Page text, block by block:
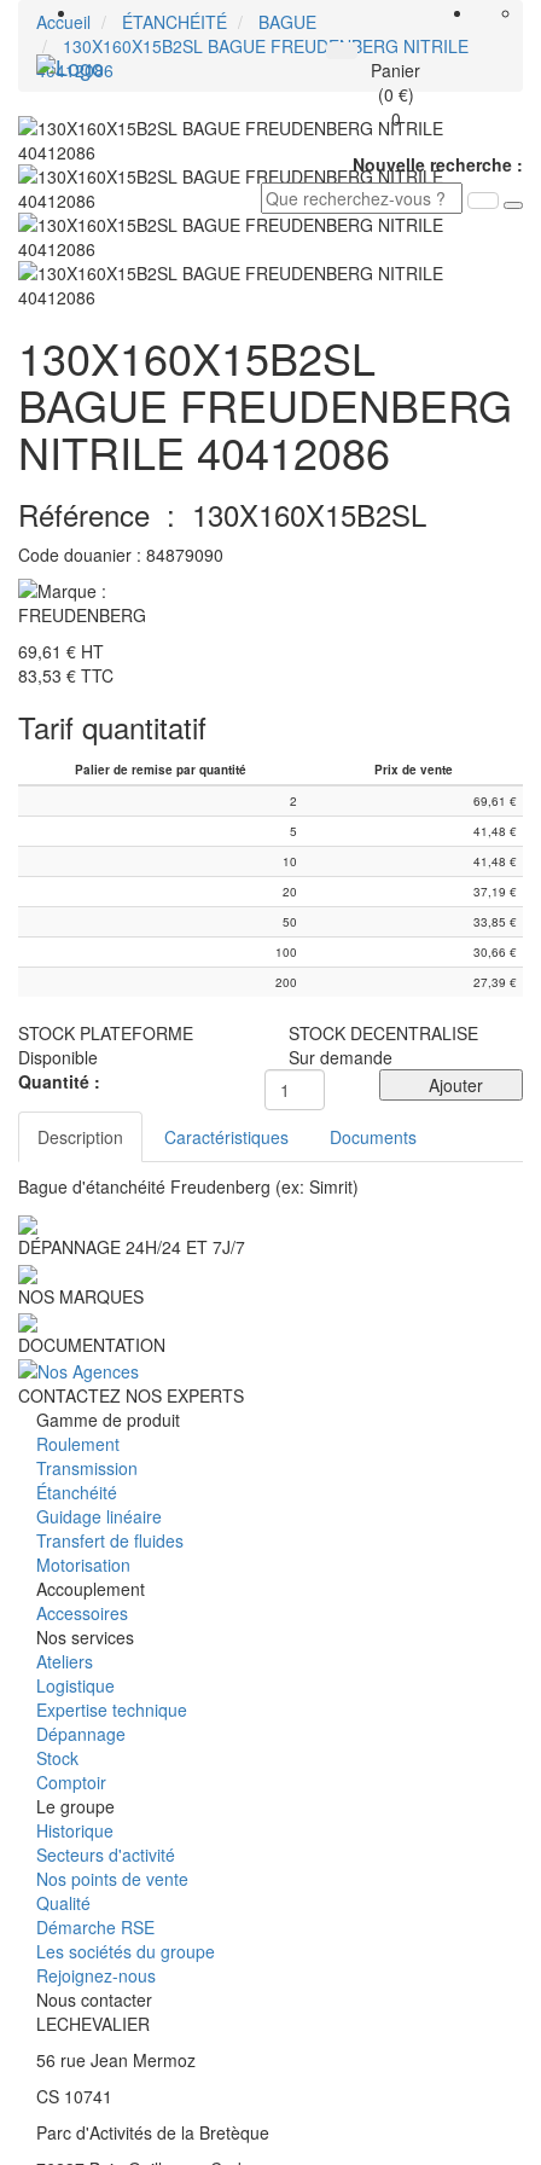
Panier
(0 €)
0
Nouvelle recherche :
Accueil ÉTANCHÉITÉ
BAGUE
130X160X15B2SL BAGUE FREUDENBERG NITRILE
40412086
130X160X15B2SL
BAGUE FREUDENBERG
NITRILE 40412086
Référence : 130X160X15B2SL
Code douanier : 84879090
69,61 € HT
83,53 € TTC
Tarif quantitatif
Palier de remise par quantité
Prix de vente
2
69,61 €
5
41,48 €
10
41,48 €
20
37,19 €
50
33,85 €
100
30,66 €
200
27,39 €
STOCK PLATEFORME
Disponible
STOCK DECENTRALISE
Sur demande
Quantité :
Ajouter
Description Caractéristiques Documents
Bague d'étanchéité Freudenberg (ex: Simrit)
DÉPANNAGE 24H/24 ET 7J/7
NOS MARQUES
DOCUMENTATION
CONTACTEZ NOS EXPERTS
Gamme de produit
Roulement
Transmission
Étanchéité
Guidage linéaire
Transfert de fluides
Motorisation
Accouplement
Accessoires
Nos services
Ateliers
Logistique
Expertise technique
Dépannage
Stock
Comptoir
Le groupe
Historique
Secteurs d'activité
Nos points de vente
Qualité
Démarche RSE
Les sociétés du groupe
Rejoignez-nous
Nous contacter
LECHEVALIER
56 rue Jean Mermoz
CS 10741
Parc d'Activités de la Bretèque